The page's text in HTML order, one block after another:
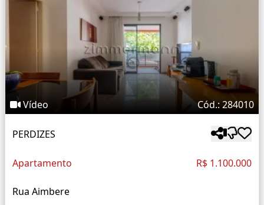
Vídeo Cód.: 284010
PERDIZES
Apartamento R$ 1.100.000
Rua Aimbere